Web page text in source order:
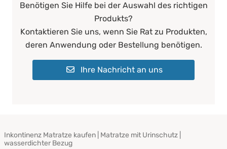
Benötigen Sie Hilfe bei der Auswahl des richtigen
Produkts?
Kontaktieren Sie uns, wenn Sie Rat zu Produkten,
deren Anwendung oder Bestellung benötigen.
Ihre Nachricht an uns
Inkontinenz Matratze kaufen | Matratze mit Urinschutz |
wasserdichter Bezug